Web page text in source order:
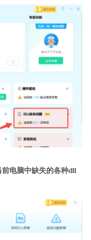
电脑中缺失的各种dll